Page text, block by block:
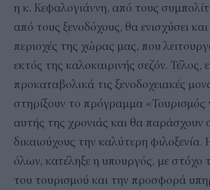
η κ. Κεφαλογιάννη, από τους
από τους ξενοδόχους, θα ενισχύσει και
περιοχές της χώρας μας, που
εκτός της καλοκαιρινής σεζόν. Τέλος,
προκαταβολικά τις ξενοδοχειακές
στηρίξουν το πρόγραμμα «Τουρισμός
αυτής της χρονιάς και θα παράσχουν
δικαιούχους την καλύτερη
όλων, κατέληξε η υπουργός, με στόχο
του τουρισμού και την προσφορά